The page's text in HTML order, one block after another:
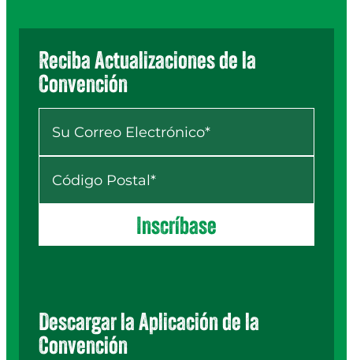
Reciba Actualizaciones de la
Convención
Inscríbase
Descargar la Aplicación de la
Convención